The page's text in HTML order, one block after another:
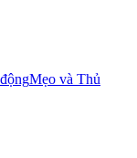
Mẹo và Thủ